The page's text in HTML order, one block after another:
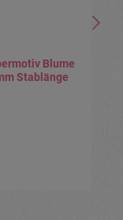
Blume
12mm Stablänge